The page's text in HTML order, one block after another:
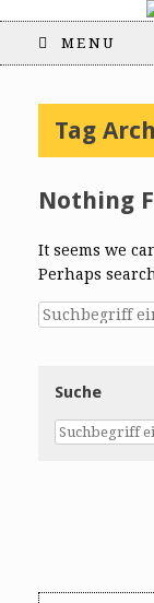
MENU
Tag
Nothing
It seems we
Perhaps
Suche